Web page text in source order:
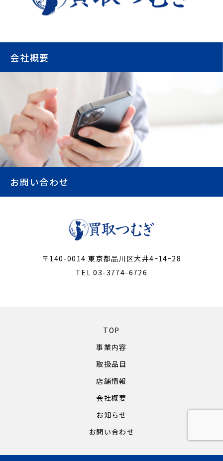
会社概要
お問い合わせ
〒140-0014 東京都品川区大井4ｰ14ｰ28
TEL 03-3774-6726
TOP
事業内容
取扱品目
店舗情報
会社概要
お知らせ
お問い合わせ